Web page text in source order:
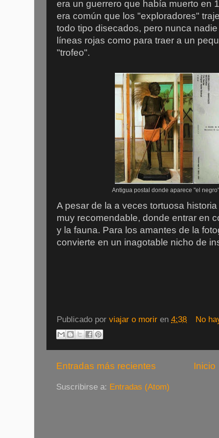
era un guerrero que había muerto en
era común que los "exploradores"
todo tipo disecados, pero nunca
líneas rojas como para traer a un
"trofeo".
Antigua postal donde aparece "el
A pesar de la a veces tortuosa
muy recomendable, donde entrar en
y la fauna. Para los amantes de la
convierte en un inagotable nicho de
Publicado por viajar o morir en 4:38 No
Entradas más recientes Inicio
Suscribirse a: Entradas (Atom)